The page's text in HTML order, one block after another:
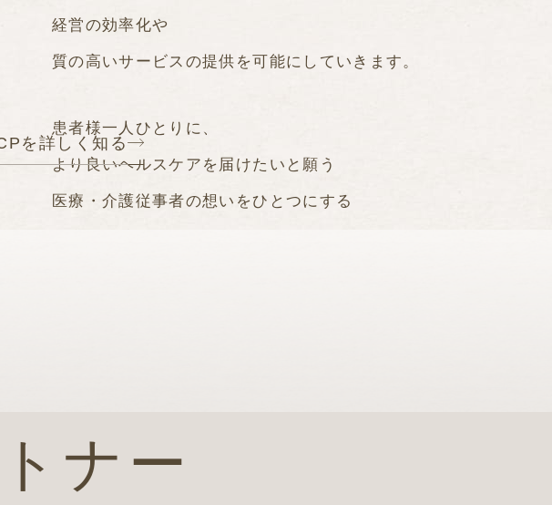
経営の効率化や
質の高いサービスの提供を可能にしていきます。
患者様一人ひとりに、
より良いヘルスケアを届けたいと願う
医療・介護従事者の想いをひとつにする
を詳しく知る
ナー